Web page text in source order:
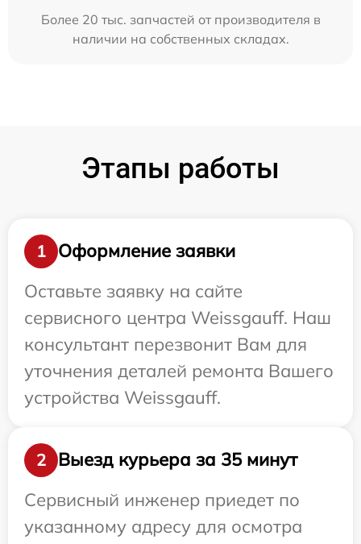
Более 20 тыс. запчастей от производителя в
наличии на собственных складах.
Этапы работы
1
Оформление заявки
Оставьте заявку на сайте
сервисного центра Weissgauff. Наш
консультант перезвонит Вам для
уточнения деталей ремонта Вашего
устройства Weissgauff.
2
Выезд курьера за 35 минут
Сервисный инженер приедет по
указанному адресу для осмотра